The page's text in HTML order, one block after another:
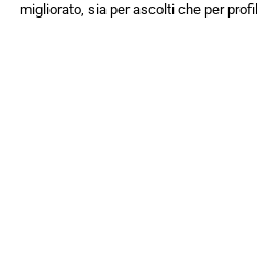
migliorato, sia per ascolti che per